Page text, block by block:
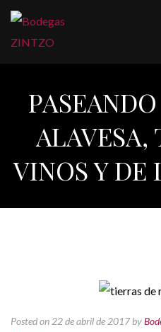
ALAVESA,
VINOS Y DE
Posted on 22 de abril de 2017by